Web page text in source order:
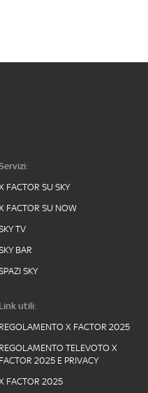
FACTOR SU SKY
FACTOR SU NOW
TV
BAR
SKY
Link utili:
REGOLAMENTO X FACTOR 2025
REGOLAMENTO TELEVOTO X
FACTOR 2025 E PRIVACY
FACTOR 2025